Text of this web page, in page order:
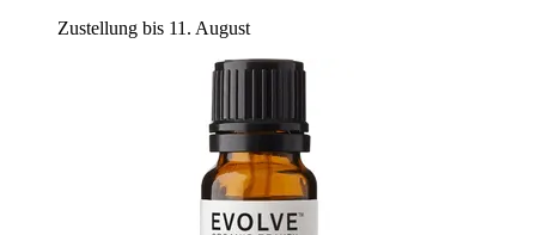
Zustellung bis 11. August